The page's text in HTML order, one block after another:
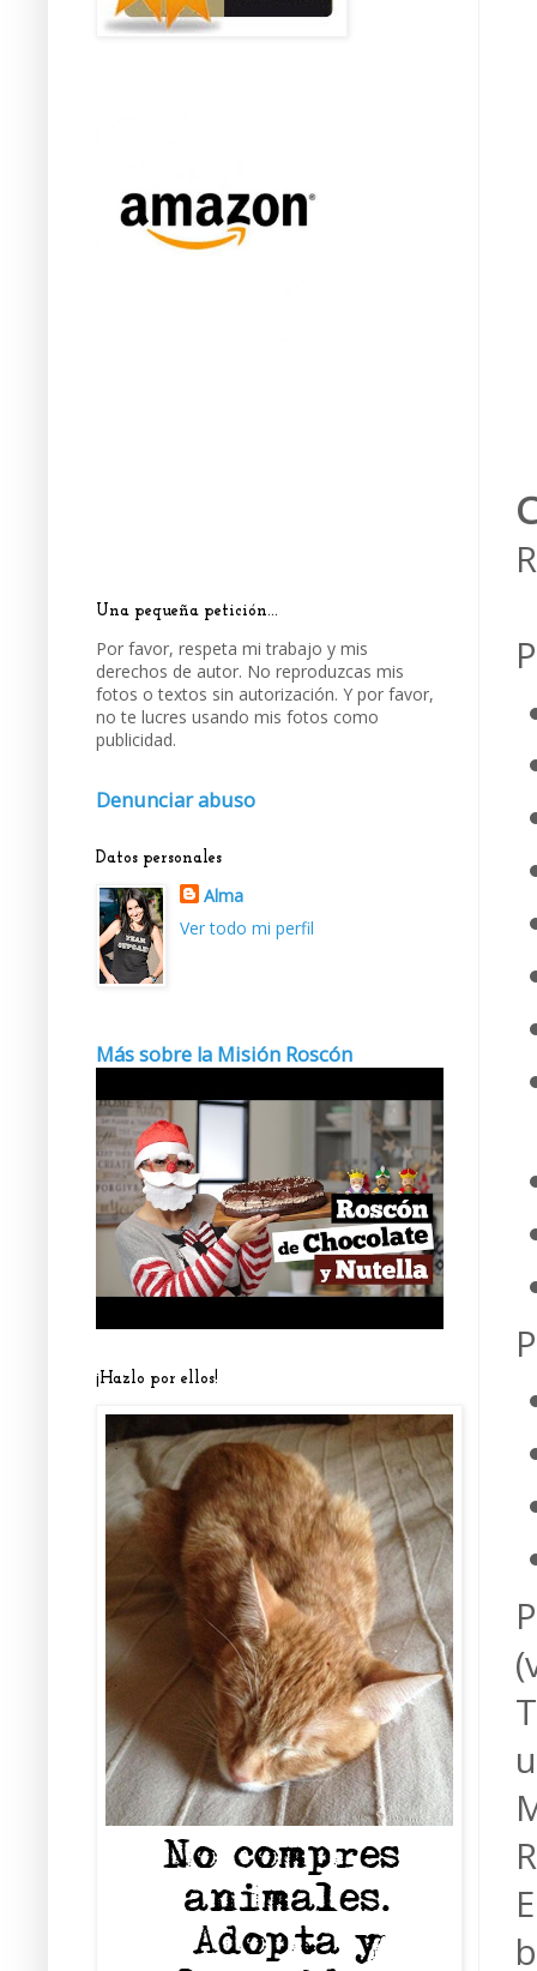
Una pequeña petición...
Por favor, respeta mi trabajo y mis
derechos de autor. No reproduzcas mis
fotos o textos sin autorización. Y por favor,
no te lucres usando mis fotos como
publicidad.
Denunciar abuso
Datos personales
Alma
Ver todo mi perfil
Más sobre la Misión Roscón
¡Hazlo por ellos!